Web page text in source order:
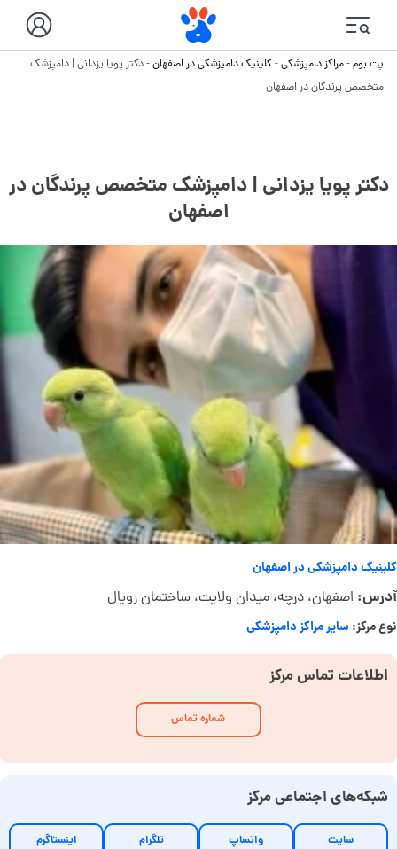
پت بوم-مراکز دامپزشکی-کلینیک دامپزشکی در اصفهان-دکتر پویا یزدانی | دامپزشک
متخصص پرندگان در اصفهان
دکتر پویا یزدانی | دامپزشک متخصص پرندگان در
اصفهان
کلینیک دامپزشکی در اصفهان
آدرس: اصفهان، درچه، میدان ولایت، ساختمان رویال
نوع مرکز: سایر مراکز دامپزشکی
اطلاعات تماس مرکز
شماره تماس
شبکه‌های اجتماعی مرکز
واتساپ تلگرام اینستاگرم سایت